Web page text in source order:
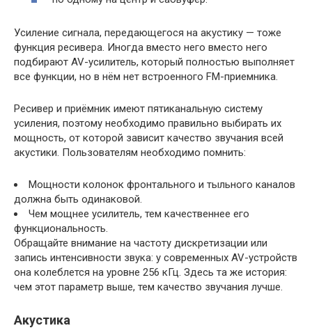
Усиление сигнала, передающегося на акустику — тоже
функция ресивера. Иногда вместо него вместо него
подбирают AV-усилитель, который полностью выполняет
все функции, но в нём нет встроенного FM-приемника.
Ресивер и приёмник имеют пятиканальную систему
усиления, поэтому необходимо правильно выбирать их
мощность, от которой зависит качество звучания всей
акустики. Пользователям необходимо помнить:
Мощности колонок фронтального и тыльного каналов
должна быть одинаковой.
Чем мощнее усилитель, тем качественнее его
функциональность.
Обращайте внимание на частоту дискретизации или
запись интенсивности звука: у современных AV-устройств
она колеблется на уровне 256 кГц. Здесь та же история:
чем этот параметр выше, тем качество звучания лучше.
Акустика